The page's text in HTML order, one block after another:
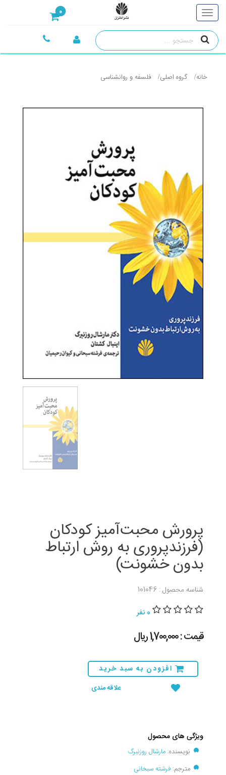
0
خانه گروه اصلی فلسفه و روانشناسی
پرورش محبت‌آمیز کودکان
(فرزندپروری به روش ارتباط
بدون خشونت)
شناسه محصول : 101046
0 نفر
قیمت : 1,700,000 ريال
افزودن به سبد خرید
علاقه مندی
ویژگی های محصول
نویسنده: مارشال روزنبرگ
مترجم: فرشته سبحانی